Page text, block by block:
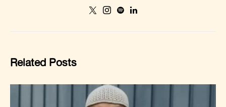
Related Posts